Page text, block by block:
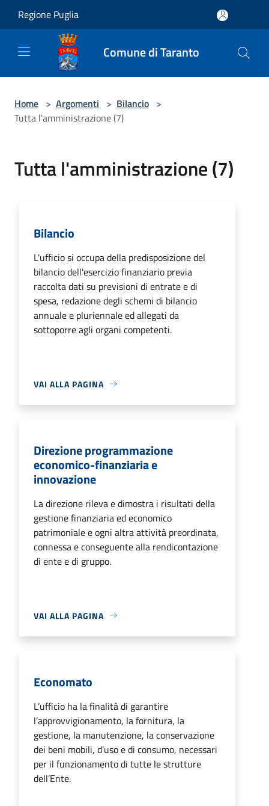
Regione Puglia
Comune di Taranto
Home > Argomenti > Bilancio >
Tutta l'amministrazione (7)
Tutta l'amministrazione (7)
Bilancio
L'ufficio si occupa della predisposizione del
bilancio dell'esercizio finanziario previa
raccolta dati su previsioni di entrate e di
spesa, redazione degli schemi di bilancio
annuale e pluriennale ed allegati da
sottoporre agli organi competenti.
VAI ALLA PAGINA
Direzione programmazione
economico-finanziaria e
innovazione
La direzione rileva e dimostra i risultati della
gestione finanziaria ed economico
patrimoniale e ogni altra attività preordinata,
connessa e conseguente alla rendicontazione
di ente e di gruppo.
VAI ALLA PAGINA
Economato
L’ufficio ha la finalità di garantire
l’approvvigionamento, la fornitura, la
gestione, la manutenzione, la conservazione
dei beni mobili, d’uso e di consumo, necessari
per il funzionamento di tutte le strutture
dell’Ente.